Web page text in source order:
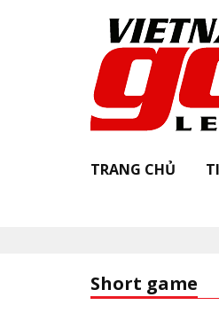
TRANG CHỦ
Khởi động
Short game